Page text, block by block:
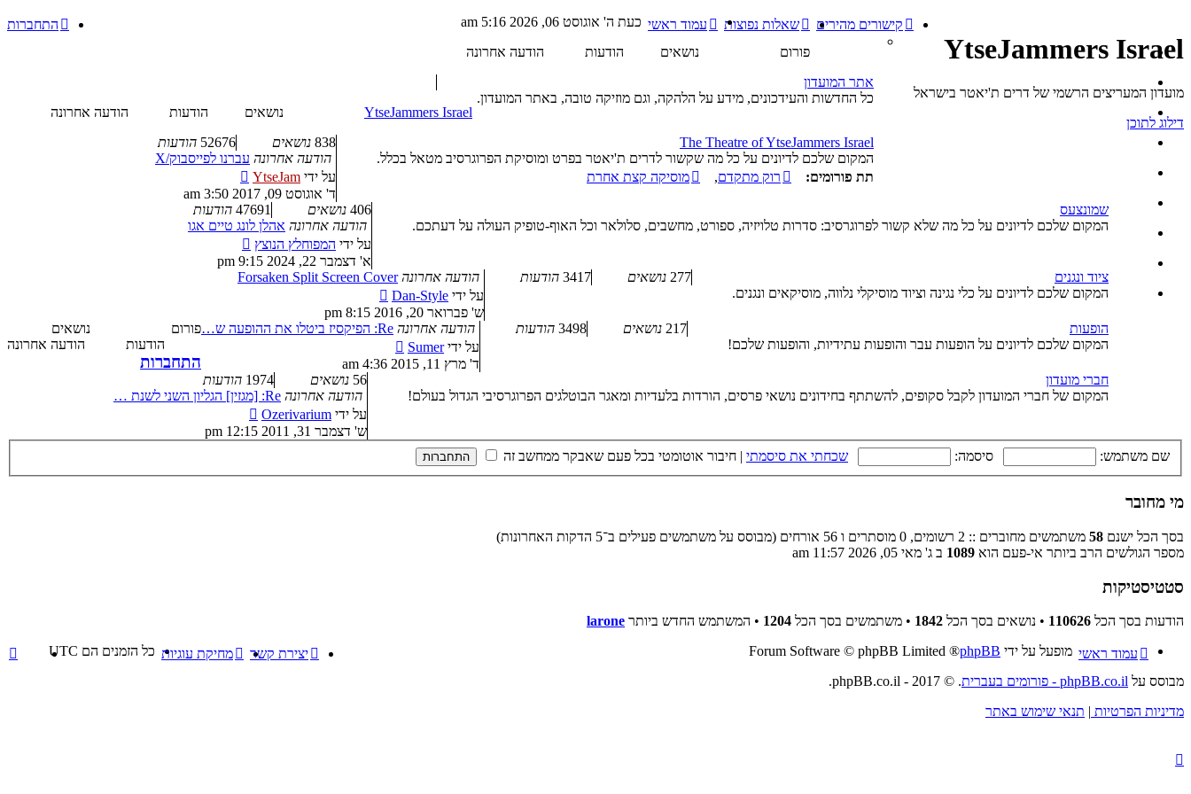
YtseJammers Israel
מועדון המעריצים הרשמי של דרים ת'יאטר בישראל
דילוג לתוכן
קישורים מהירים שאלות נפוצות התחברות עמוד ראשי כעת ה' אוגוסט 06, 2026 5:16 am
פורום
נושאים הודעות
הודעה אחרונה
אתר המועדון
כל החדשות והעידכונים, מידע על הלהקה, וגם מוזיקה טובה, באתר המועדון.
YtseJammers Israel
נושאים הודעות
הודעה אחרונה
The Theatre of YtseJammers Israel
המקום שלכם לדיונים על כל מה שקשור לדרים ת'יאטר בפרט ומוסיקת הפרוגרסיב מטאל בכלל.
תת פורומים:
רוק מתקדם, מוסיקה קצת אחרת
838 נושאים 52676 הודעות
הודעה אחרונה עברנו לפייסבוק/X
על ידי YtseJam
בהודעה
האחרונה
ד' אוגוסט 09, 2017 3:50 am
שמונצעס
המקום שלכם לדיונים על כל מה שלא קשור לפרוגרסיב: סדרות טלויזיה, ספורט, מחשבים, סלולאר וכל האוף-טופיק העולה על דעתכם.
406 נושאים 47691 הודעות
הודעה אחרונה אהלן לונג טיים אגו
על ידי המפוחלץ הנוצץ
בהודעה
האחרונה
א' דצמבר 22, 2024 9:15 pm
ציוד ונגנים
המקום שלכם לדיונים על כלי נגינה וציוד מוסיקלי נלווה, מוסיקאים ונגנים.
277 נושאים 3417 הודעות הודעה אחרונה Forsaken Split Screen Cover
על ידי Dan-Style
בהודעה
האחרונה
ש' פברואר 20, 2016 8:15 pm
הופעות
המקום שלכם לדיונים על הופעות עבר והופעות עתידיות, והופעות שלכם!
217 נושאים 3498 הודעות הודעה אחרונה Re: הפיקסיז ביטלו את ההופעה ש…
על ידיSumer
בהודעה
האחרונה
ד' מרץ 11, 2015 4:36 am
פורום
נושאים
הודעות
הודעה אחרונה
חברי מועדון
המקום של חברי המועדון לקבל סקופים, להשתתף בחידונים נושאי פרסים, הורדות בלעדיות ומאגר הבוטלגים הפרוגרסיבי הגדול בעולם!
56 נושאים 1974 הודעות
הודעה אחרונה Re: [מגזין] הגליון השני לשנת …
על ידי Ozerivarium
בהודעה
האחרונה
ש' דצמבר 31, 2011 12:15 pm
התחברות
שם משתמש: סיסמה: שכחתי את סיסמתי | חיבור אוטומטי בכל פעם שאבקר ממחשב זה
מי מחובר
בסך הכל ישנם 58 משתמשים מחוברים :: 2 רשומים, 0 מוסתרים ו 56 אורחים (מבוסס על משתמשים פעילים ב־5 הדקות האחרונות)
מספר הגולשים הרב ביותר אי-פעם הוא 1089 ב ג' מאי 05, 2026 11:57 am
סטטיסטיקות
הודעות בסך הכל 110626 • נושאים בסך הכל 1842 • משתמשים בסך הכל 1204 • המשתמש החדש ביותר larone
עמוד ראשי כל הזמנים הם UTC מחיקת עוגיות יצירת קשר מופעל על ידי phpBB
® Forum Software © phpBB Limited
מבוסס על phpBB.co.il - פורומים בעברית
. © 2017 - phpBB.co.il.
מדיניות הפרטיות
תנאי שימוש באתר